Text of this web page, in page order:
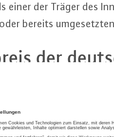
einer der Träger des
bereits
der
dies­jäh­ri­ge
diesen Preis alle zwei